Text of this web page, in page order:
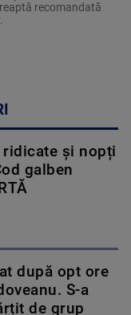
recomandată
și nopți
galben
după opt ore
S-a
de grup